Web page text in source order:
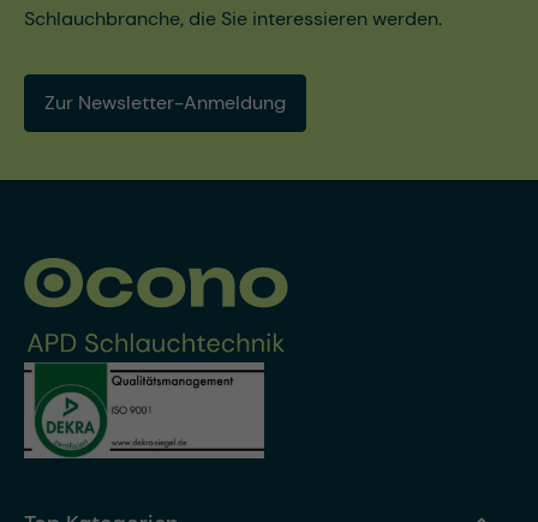
Schlauchbranche, die Sie interessieren werden.
Zur Newsletter-Anmeldung